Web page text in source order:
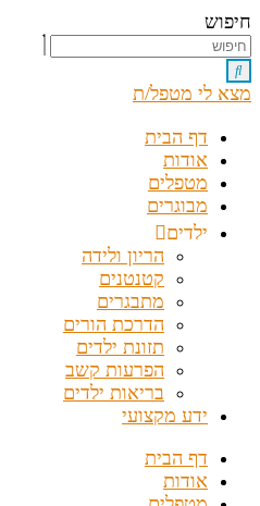
חיפוש
מצא לי מטפל/ת
דף הבית
אודות
מטפלים
מבוגרים
ילדים
הריון ולידה
קטנטנים
מתבגרים
הדרכת הורים
תזונת ילדים
הפרעות קשב
בריאות ילדים
ידע מקצועי
דף הבית
אודות